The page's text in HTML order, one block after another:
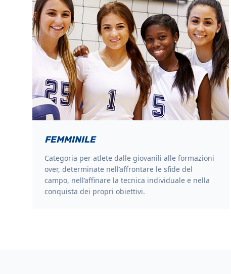
FEMMINILE
Categoria per atlete dalle giovanili alle formazioni
over, determinate nell’affrontare le sfide del
campo, nell’affinare la tecnica individuale e nella
conquista dei propri obiettivi.